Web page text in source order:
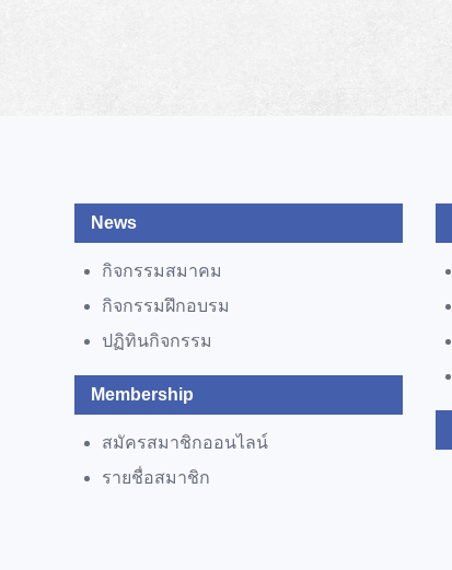
News
กิจกรรมสมาคม
กิจกรรมฝึกอบรม
ปฏิทินกิจกรรม
Membership
สมัครสมาชิกออนไลน์
รายชื่อสมาชิก